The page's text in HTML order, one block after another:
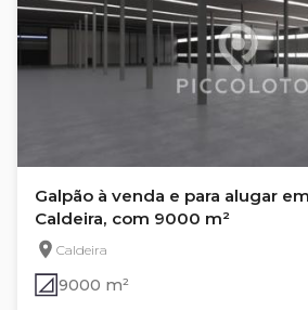
Galpão à venda e para alugar
Caldeira, com 9000 m²
Caldeira
9000 m²